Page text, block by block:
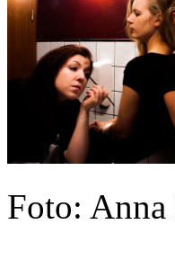
Foto: Anna